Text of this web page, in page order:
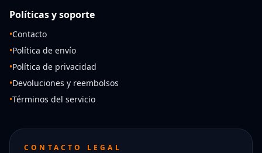
Políticas y soporte
•Contacto
•Política de envío
•Política de privacidad
•Devoluciones y reembolsos
•Términos del servicio
CONTACTO LEGAL